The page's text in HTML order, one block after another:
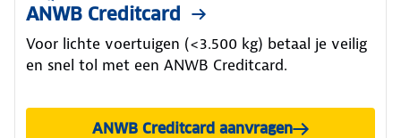
ANWB Creditcard
Voor lichte voertuigen (<3.500 kg) betaal je veilig
en snel tol met een ANWB Creditcard.
ANWB Creditcard aanvragen